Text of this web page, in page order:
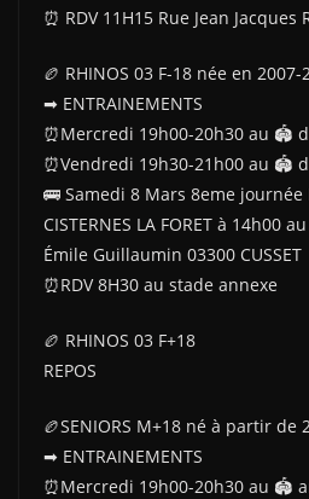
⏰ RDV 11H15 Rue Jean Jacques
🏉 RHINOS 03 F-18 née en 2007-
➡ ENTRAINEMENTS
⏰Mercredi 19h00-20h30 au 🏟
⏰Vendredi 19h30-21h00 au 🏟
🚌 Samedi 8 Mars 8eme journée
CISTERNES LA FORET à 14h00
Émile Guillaumin 03300 CUSSET
⏰RDV 8H30 au stade annexe
🏉 RHINOS 03 F+18
REPOS
🏉SENIORS M+18 né à partir de
➡ ENTRAINEMENTS
⏰Mercredi 19h00-20h30 au 🏟